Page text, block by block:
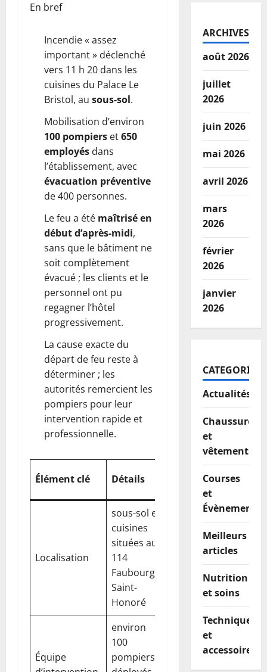
En bref
Incendie « assez
important » déclenché
vers 11 h 20 dans les
cuisines du Palace Le
Bristol, au sous-sol.
Mobilisation d’environ
100 pompiers et650
employés dans
l’établissement, avec
évacuation préventive
de 400 personnes.
Le feu a été maîtrisé en
début d’après-midi,
sans que le bâtiment ne
soit complètement
évacué ; les clients et le
personnel ont pu
regagner l’hôtel
progressivement.
La cause exacte du
départ de feu reste à
déterminer ; les
autorités remercient les
pompiers pour leur
intervention rapide et
professionnelle.
Élément clé Détails
Localisation
sous-sol et
cuisines
situées au
114
Faubourg
Saint-
Honoré
majeure pour la
sécurité des
occupants et des
zones voisines
Équipe
environ
100
pompiers
maîtrise rapide
mais vigilance
ARCHIVES
août 2026
juillet
2026
juin 2026
mai 2026
avril 2026
mars
2026
février
2026
janvier
2026
CATEGORIES
Actualités
Chaussures
et
vêtements
Courses
et
Évènements
Meilleurs
articles
Nutrition
et soins
Techniques
et
accessoires